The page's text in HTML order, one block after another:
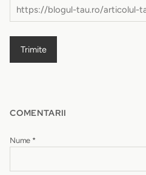
Trimite
COMENTARII
Nume *